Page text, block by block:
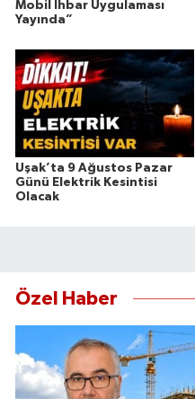
Mobil İhbar Uygulaması
Yayında”
Uşak’ta 9 Ağustos Pazar
Günü Elektrik Kesintisi
Olacak
Özel Haber